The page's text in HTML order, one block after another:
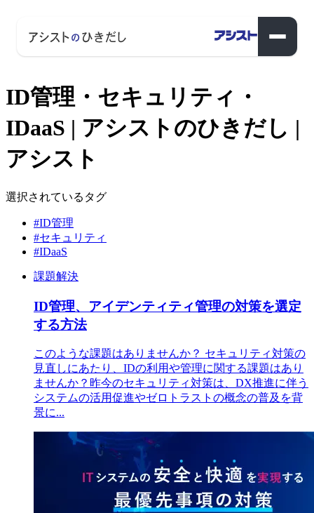
ID管理・セキュリティ・
IDaaS | アシストのひきだし |
アシスト
選択されているタグ
#ID管理
#セキュリティ
#IDaaS
課題解決
ID管理、アイデンティティ管理の対策を選定
する方法
このような課題はありませんか？ セキュリティ対策の
見直しにあたり、IDの利用や管理に関する課題はあり
ませんか？昨今のセキュリティ対策は、DX推進に伴う
システムの活用促進やゼロトラストの概念の普及を背
景に...